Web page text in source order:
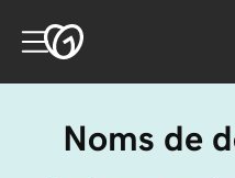
Noms de